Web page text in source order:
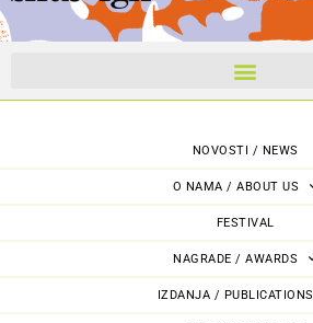
NOVOSTI / NEWS
O NAMA / ABOUT US
FESTIVAL
NAGRADE / AWARDS
IZDANJA / PUBLICATIONS